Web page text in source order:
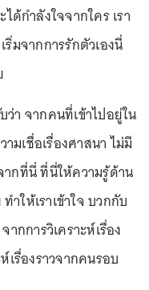
ได้กำลังใจจากใคร เรา
มจากการรักตัวเองนี่
า จากคนที่เข้าไปอยู่ใน
มเชื่อเรื่องศาสนา ไม่มี
ากที่นี่ ที่นี่ให้ความรู้ด้าน
ให้เราเข้าใจ บวกกับ
ากการวิเคราะห์เรื่อง
เรื่องราวจากคนรอบ